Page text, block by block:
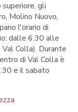
gli
Molino Nuovo,
l'orario di
dalle 6.30 alle
Colla). Durante
di Val Colla è
e il sabato